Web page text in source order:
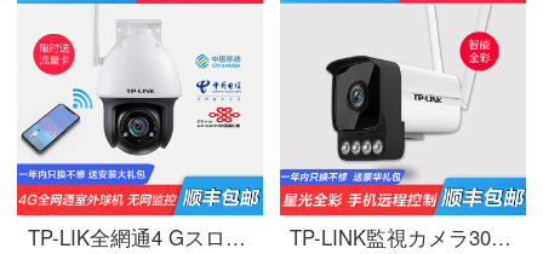
TP-LIK全網通4 Gスロット高精細無線監視カメラ家庭用屋外携帯電話長距離ネット回転ボールマシン直挿しsim携帯カード300万4 G全網通星光夜間テレビ【挿通流量カード対応携帯カード】128 GB
TP-LINK監視カメラ300万高精細携帯電話長距離家庭用外部ネットワーク映像ヘッドセット無線Wifi高精細銃スマートフルカラー夜間テレビTL-PC 534 H-4 mmダブルアンテナ128 GB